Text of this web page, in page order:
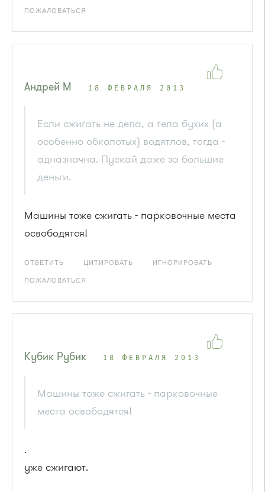
ПОЖАЛОВАТЬСЯ
Андрей М 18 ФЕВРАЛЯ 2013
Если сжигать не дела, а тела бухих (а
особенно обколотых) водятлов, тогда -
адназначна. Пускай даже за большие
деньги.
Машины тоже сжигать - парковочные места
освободятся!
ОТВЕТИТЬ ЦИТИРОВАТЬ ИГНОРИРОВАТЬ
ПОЖАЛОВАТЬСЯ
Кубик Рубик 18 ФЕВРАЛЯ 2013
Машины тоже сжигать - парковочные
места освободятся!
.
уже сжигают.